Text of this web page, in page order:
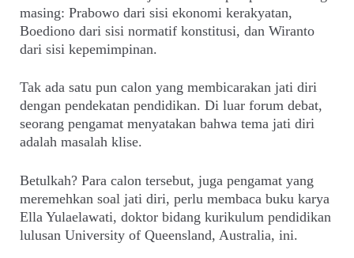
masing: Prabowo dari sisi ekonomi kerakyatan,
Boediono dari sisi normatif konstitusi, dan Wiranto
dari sisi kepemimpinan.
Tak ada satu pun calon yang membicarakan jati diri
dengan pendekatan pendidikan. Di luar forum debat,
seorang pengamat menyatakan bahwa tema jati diri
adalah masalah klise.
Betulkah? Para calon tersebut, juga pengamat yang
meremehkan soal jati diri, perlu membaca buku karya
Ella Yulaelawati, doktor bidang kurikulum pendidikan
lulusan University of Queensland, Australia, ini.